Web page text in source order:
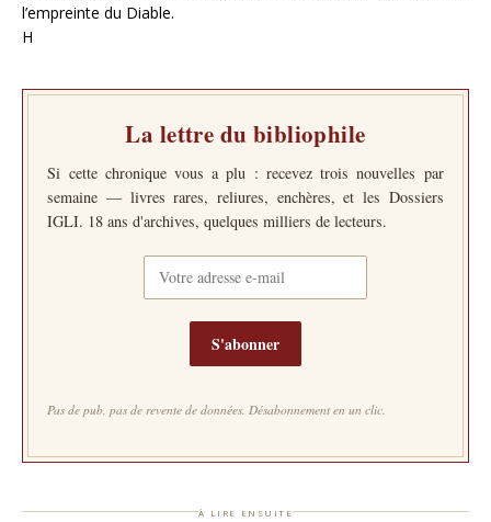
l’empreinte du Diable.
H
La lettre du bibliophile
Si cette chronique vous a plu : recevez trois nouvelles par
semaine — livres rares, reliures, enchères, et les Dossiers
IGLI. 18 ans d'archives, quelques milliers de lecteurs.
S'abonner
Pas de pub, pas de revente de données. Désabonnement en un clic.
à lire ensuite